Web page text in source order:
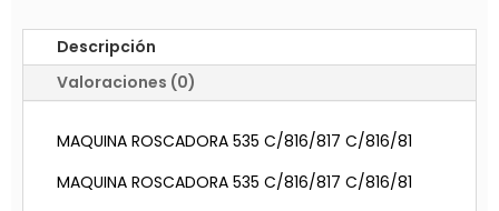
Descripción
Valoraciones (0)
MAQUINA ROSCADORA 535 C/816/817 C/816/81
MAQUINA ROSCADORA 535 C/816/817 C/816/81